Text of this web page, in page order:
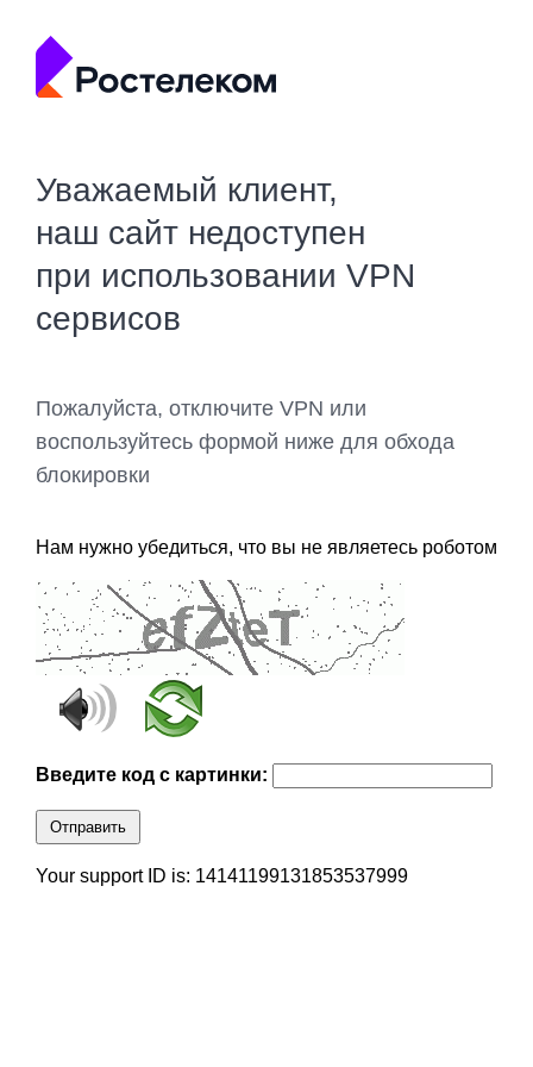
Уважаемый клиент,
наш сайт недоступен
при использовании VPN
сервисов
Пожалуйста, отключите VPN или
воспользуйтесь формой ниже для обхода
блокировки
Нам нужно убедиться, что вы не являетесь роботом
Введите код с картинки:
Отправить
Your support ID is: 14141199131853537999